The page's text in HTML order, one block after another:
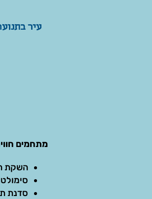
עיר בתנועה
עיר בתנועה
מתחמים
השקת
סדנת